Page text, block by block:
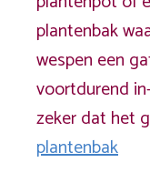
plantenbak
wespen een
voortdurend
zeker dat het
plantenbak